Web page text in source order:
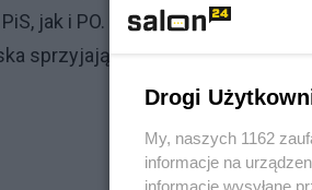
jak i PO. Widać to choćby przy
sprzyjające KO. Warto
Drogi
My, naszych 1162
informacje na
informacje wysyłane